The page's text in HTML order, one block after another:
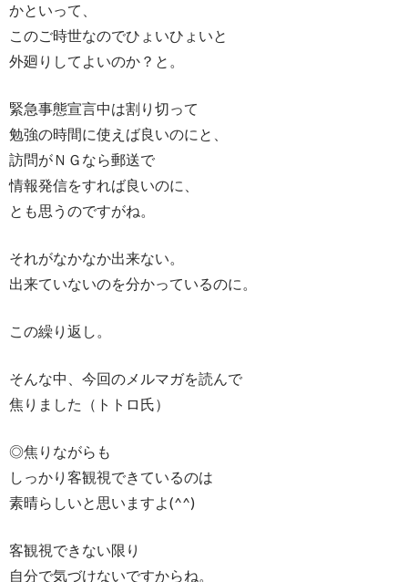
かといって、
このご時世なのでひょいひょいと
外廻りしてよいのか？と。
緊急事態宣言中は割り切って
勉強の時間に使えば良いのにと、
訪問がＮＧなら郵送で
情報発信をすれば良いのに、
とも思うのですがね。
それがなかなか出来ない。
出来ていないのを分かっているのに。
この繰り返し。
そんな中、今回のメルマガを読んで
焦りました（トトロ氏）
◎焦りながらも
しっかり客観視できているのは
素晴らしいと思いますよ(^^)
客観視できない限り
自分で気づけないですからね。